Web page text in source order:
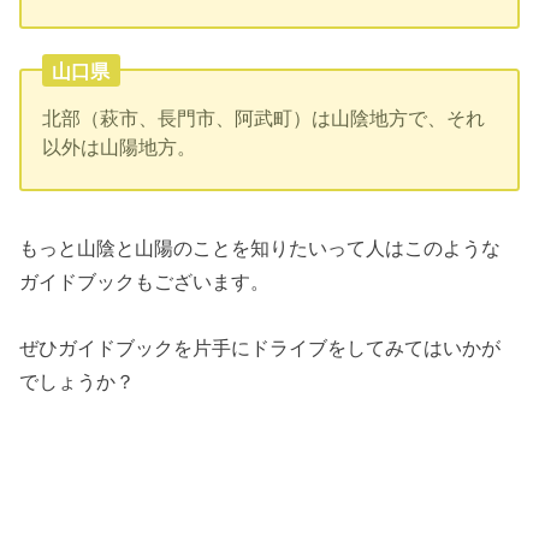
山口県
北部（萩市、長門市、阿武町）は山陰地方で、それ
以外は山陽地方。
もっと山陰と山陽のことを知りたいって人はこのような
ガイドブックもございます。
ぜひガイドブックを片手にドライブをしてみてはいかが
でしょうか？